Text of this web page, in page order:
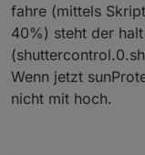
fahre (mittels
40%) steht der
Wenn jetzt
nicht mit hoch.